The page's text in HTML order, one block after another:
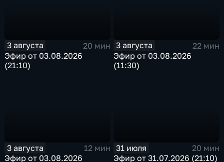
3 августа
20 мин
Эфир от 03.08.2026
(21:10)
3 августа
22 мин
Эфир от 03.08.2026
(11:30)
3 августа
12 мин
Эфир от 03.08.2026
31 июля
20 мин
Эфир от 31.07.2026 (21:10)